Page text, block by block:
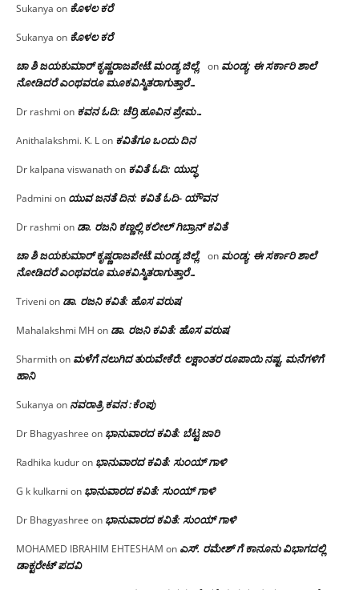
Sukanya on ಕೊಳಲ ಕರೆ
Sukanya on ಕೊಳಲ ಕರೆ
ಚಾ ಶಿ ಜಯಕುಮಾರ್ ಕೃಷ್ಣರಾಜಪೇಟೆ.ಮಂಡ್ಯ ಜಿಲ್ಲೆ. on ಮಂಡ್ಯ: ಈ ಸರ್ಕಾರಿ ಶಾಲೆ
ನೋಡಿದರೆ ಎಂಥವರೂ ಮೂಕವಿಸ್ಮಿತರಾಗುತ್ತಾರೆ…
Dr rashmi on ಕವನ ಓದಿ: ಚೆರ್ರಿ ಹೂವಿನ ಪ್ರೇಮ…
Anithalakshmi. K. Lon ಕವಿತೆಗೂ ಒಂದು ದಿನ
Dr kalpana viswanathon ಕವಿತೆ ಓದಿ: ಯುದ್ಧ
Padmini on ಯುವ ಜನತೆ ದಿನ: ಕವಿತೆ ಓದಿ- ಯೌವನ
Dr rashmi on ಡಾ. ರಜನಿ‌ ಕಣ್ಣಲ್ಲಿ ಕಲೀಲ್ ಗಿಬ್ರಾನ್ ಕವಿತೆ
ಚಾ ಶಿ ಜಯಕುಮಾರ್ ಕೃಷ್ಣರಾಜಪೇಟೆ.ಮಂಡ್ಯ ಜಿಲ್ಲೆ. on ಮಂಡ್ಯ: ಈ ಸರ್ಕಾರಿ ಶಾಲೆ
ನೋಡಿದರೆ ಎಂಥವರೂ ಮೂಕವಿಸ್ಮಿತರಾಗುತ್ತಾರೆ…
Triveni on ಡಾ. ರಜನಿ ಕವಿತೆ: ಹೊಸ ವರುಷ
Mahalakshmi MH on ಡಾ. ರಜನಿ ಕವಿತೆ: ಹೊಸ ವರುಷ
Sharmithon ಮಳೆಗೆ ನಲುಗಿದ ತುರುವೇಕೆರೆ: ಲಕ್ಷಾಂತರ ರೂಪಾಯಿ ನಷ್ಟ, ಮನೆಗಳಿಗೆ
ಹಾನಿ
Sukanya on ನವರಾತ್ರಿ ಕವನ :ಕೆಂಪು
Dr Bhagyashree on ಭಾನುವಾರದ ಕವಿತೆ: ಬೆಟ್ಟ ಜಾರಿ
Radhika kuduron ಭಾನುವಾರದ ಕವಿತೆ: ಸುಂಯ್ ಗಾಳಿ
G k kulkarni on ಭಾನುವಾರದ ಕವಿತೆ: ಸುಂಯ್ ಗಾಳಿ
Dr Bhagyashree on ಭಾನುವಾರದ ಕವಿತೆ: ಸುಂಯ್ ಗಾಳಿ
MOHAMED IBRAHIM EHTESHAM on ಎಸ್. ರಮೇಶ್ ಗೆ ಕಾನೂನು ವಿಭಾಗದಲ್ಲಿ
ಡಾಕ್ಟರೇಟ್ ಪದವಿ